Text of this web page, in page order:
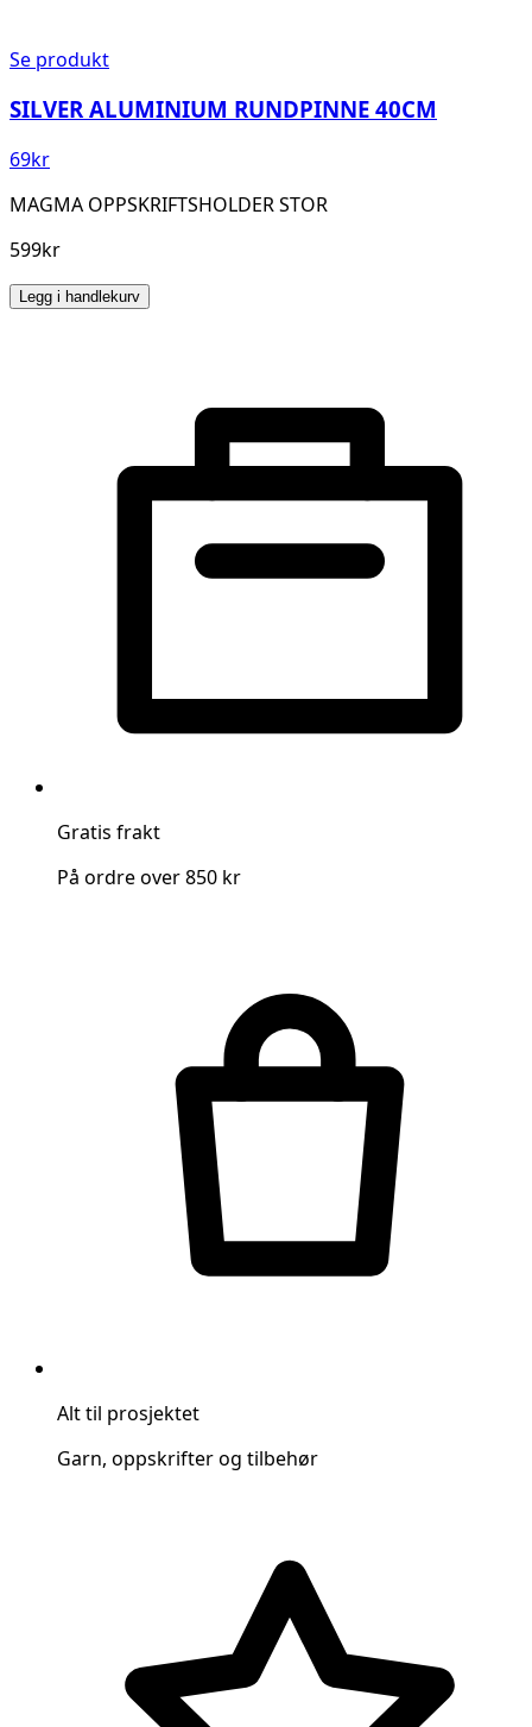
Se produkt
SILVER ALUMINIUM RUNDPINNE 40CM
69kr
MAGMA OPPSKRIFTSHOLDER STOR
599kr
Legg i handlekurv
Gratis frakt
På ordre over 850 kr
Alt til prosjektet
Garn, oppskrifter og tilbehør